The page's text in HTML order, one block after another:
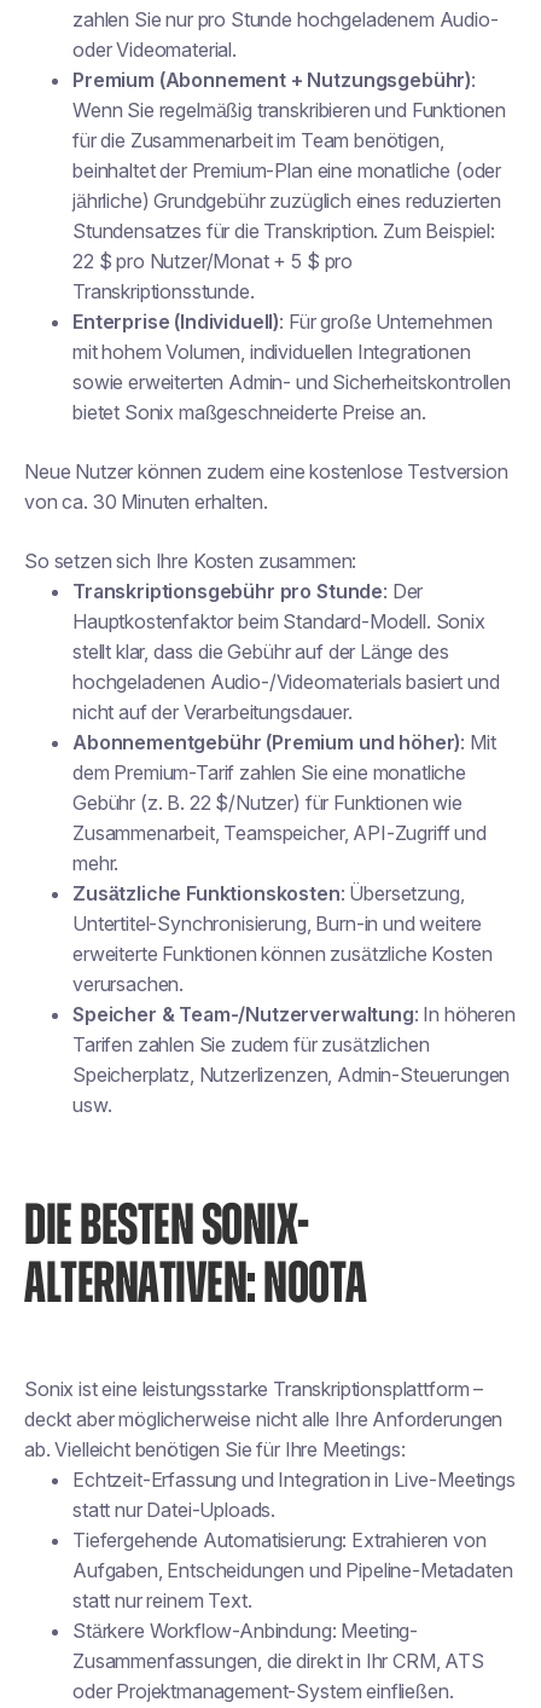
zahlen Sie nur pro Stunde hochgeladenem Audio-
oder Videomaterial.
Premium (Abonnement + Nutzungsgebühr):
Wenn Sie regelmäßig transkribieren und Funktionen
für die Zusammenarbeit im Team benötigen,
beinhaltet der Premium-Plan eine monatliche (oder
jährliche) Grundgebühr zuzüglich eines reduzierten
Stundensatzes für die Transkription. Zum Beispiel:
22 $ pro Nutzer/Monat + 5 $ pro
Transkriptionsstunde.
Enterprise (Individuell): Für große Unternehmen
mit hohem Volumen, individuellen Integrationen
sowie erweiterten Admin- und Sicherheitskontrollen
bietet Sonix maßgeschneiderte Preise an.
Neue Nutzer können zudem eine kostenlose Testversion
von ca. 30 Minuten erhalten.
So setzen sich Ihre Kosten zusammen:
Transkriptionsgebühr pro Stunde: Der
Hauptkostenfaktor beim Standard-Modell. Sonix
stellt klar, dass die Gebühr auf der Länge des
hochgeladenen Audio-/Videomaterials basiert und
nicht auf der Verarbeitungsdauer.
Abonnementgebühr (Premium und höher): Mit
dem Premium-Tarif zahlen Sie eine monatliche
Gebühr (z. B. 22 $/Nutzer) für Funktionen wie
Zusammenarbeit, Teamspeicher, API-Zugriff und
mehr.
Zusätzliche Funktionskosten: Übersetzung,
Untertitel-Synchronisierung, Burn-in und weitere
erweiterte Funktionen können zusätzliche Kosten
verursachen.
Speicher & Team-/Nutzerverwaltung: In höheren
Tarifen zahlen Sie zudem für zusätzlichen
Speicherplatz, Nutzerlizenzen, Admin-Steuerungen
usw.
DIE BESTEN SONIX-
ALTERNATIVEN: NOOTA
Sonix ist eine leistungsstarke Transkriptionsplattform –
deckt aber möglicherweise nicht alle Ihre Anforderungen
ab. Vielleicht benötigen Sie für Ihre Meetings:
Echtzeit-Erfassung und Integration in Live-Meetings
statt nur Datei-Uploads.
Tiefergehende Automatisierung: Extrahieren von
Aufgaben, Entscheidungen und Pipeline-Metadaten
statt nur reinem Text.
Stärkere Workflow-Anbindung: Meeting-
Zusammenfassungen, die direkt in Ihr CRM, ATS
oder Projektmanagement-System einfließen.